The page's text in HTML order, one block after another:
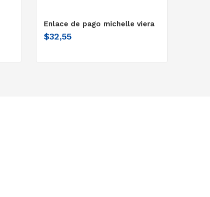
Enlace de pago michelle viera
$32,55